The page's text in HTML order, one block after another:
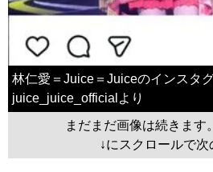
林仁愛＝Juice＝Juiceのインスタ
juice_juice_officialより
まだまだ画像は続きます
↓にスクロールで次